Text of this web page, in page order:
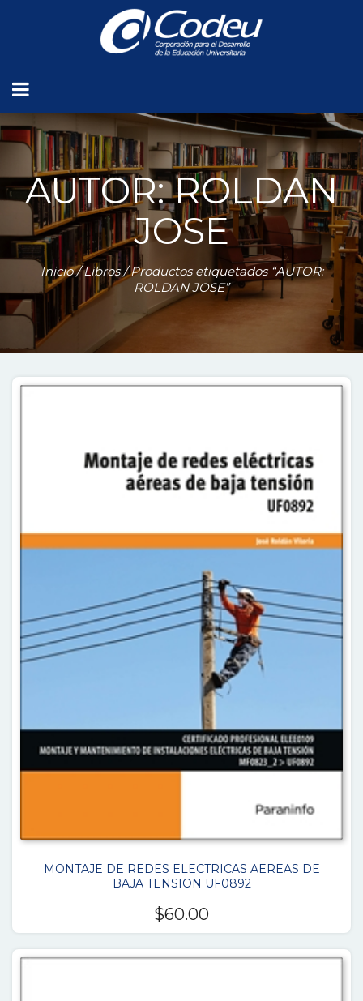
AUTOR: ROLDAN
JOSE
Inicio/Libros/ Productos etiquetados “AUTOR:
ROLDAN JOSE”
MONTAJE DE REDES ELECTRICAS AEREAS DE
BAJA TENSION UF0892
$60.00